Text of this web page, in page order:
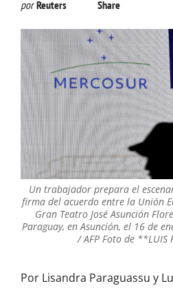
porReuters Share
Un trabajador prepara el
firma del acuerdo entre la Unión
Gran Teatro José Asunción
Paraguay, en Asunción, el 16 de
/ AFP Foto de **LUIS
Por Lisandra Paraguassu y